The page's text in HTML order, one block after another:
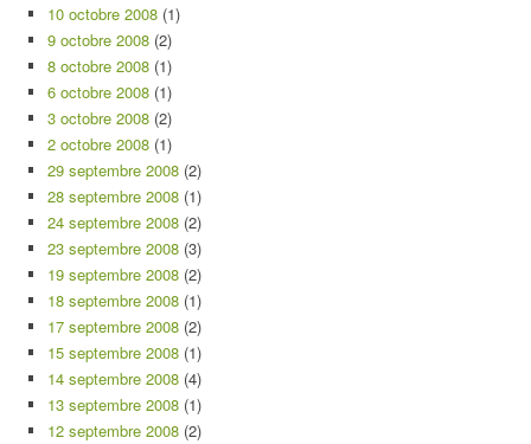
10 octobre 2008 (1)
9 octobre 2008 (2)
8 octobre 2008 (1)
6 octobre 2008 (1)
3 octobre 2008 (2)
2 octobre 2008 (1)
29 septembre 2008 (2)
28 septembre 2008 (1)
24 septembre 2008 (2)
23 septembre 2008 (3)
19 septembre 2008 (2)
18 septembre 2008 (1)
17 septembre 2008 (2)
15 septembre 2008 (1)
14 septembre 2008 (4)
13 septembre 2008 (1)
12 septembre 2008 (2)